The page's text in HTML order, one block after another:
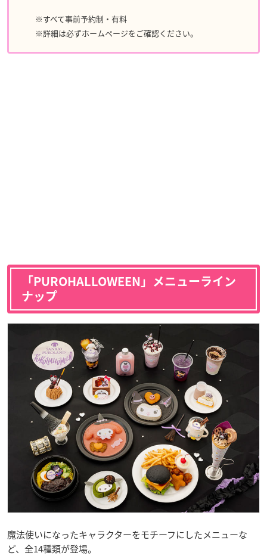
※すべて事前予約制・有料
※詳細は必ずホームページをご確認ください。
「PUROHALLOWEEN」メニューライン
ナップ
魔法使いになったキャラクターをモチーフにしたメニューな
ど、全14種類が登場。